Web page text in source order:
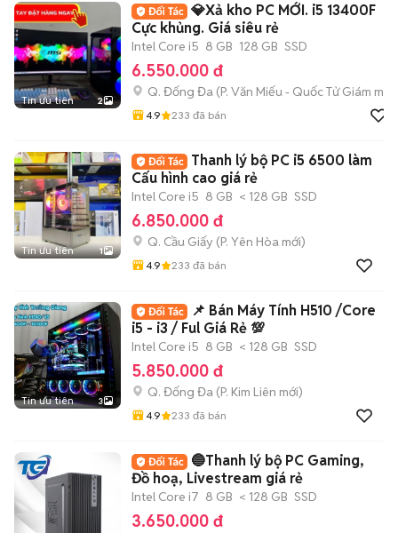
Tin ưu tiên 2
💎Xả kho PC MỚI. i5 13400F
Cực khủng. Giá siêu rẻ
Intel Core i5 8 GB 128 GB SSD
6.550.000 đ
Q. Đống Đa (P. Văn Miếu - Quốc Tử Giám mới)
4.9 233 đã bán
Tin ưu tiên 1
Thanh lý bộ PC i5 6500 làm
Cấu hình cao giá rẻ
Intel Core i5 8 GB < 128 GB SSD
6.850.000 đ
Q. Cầu Giấy (P. Yên Hòa mới)
4.9 233 đã bán
Tin ưu tiên 3
📌 Bán Máy Tính H510 /Core
i5 - i3 / Ful Giá Rẻ 💯
Intel Core i5 8 GB < 128 GB SSD
5.850.000 đ
Q. Đống Đa (P. Kim Liên mới)
4.9 233 đã bán
🔵Thanh lý bộ PC Gaming,
Đồ hoạ, Livestream giá rẻ
Intel Core i7 8 GB < 128 GB SSD
3.650.000 đ